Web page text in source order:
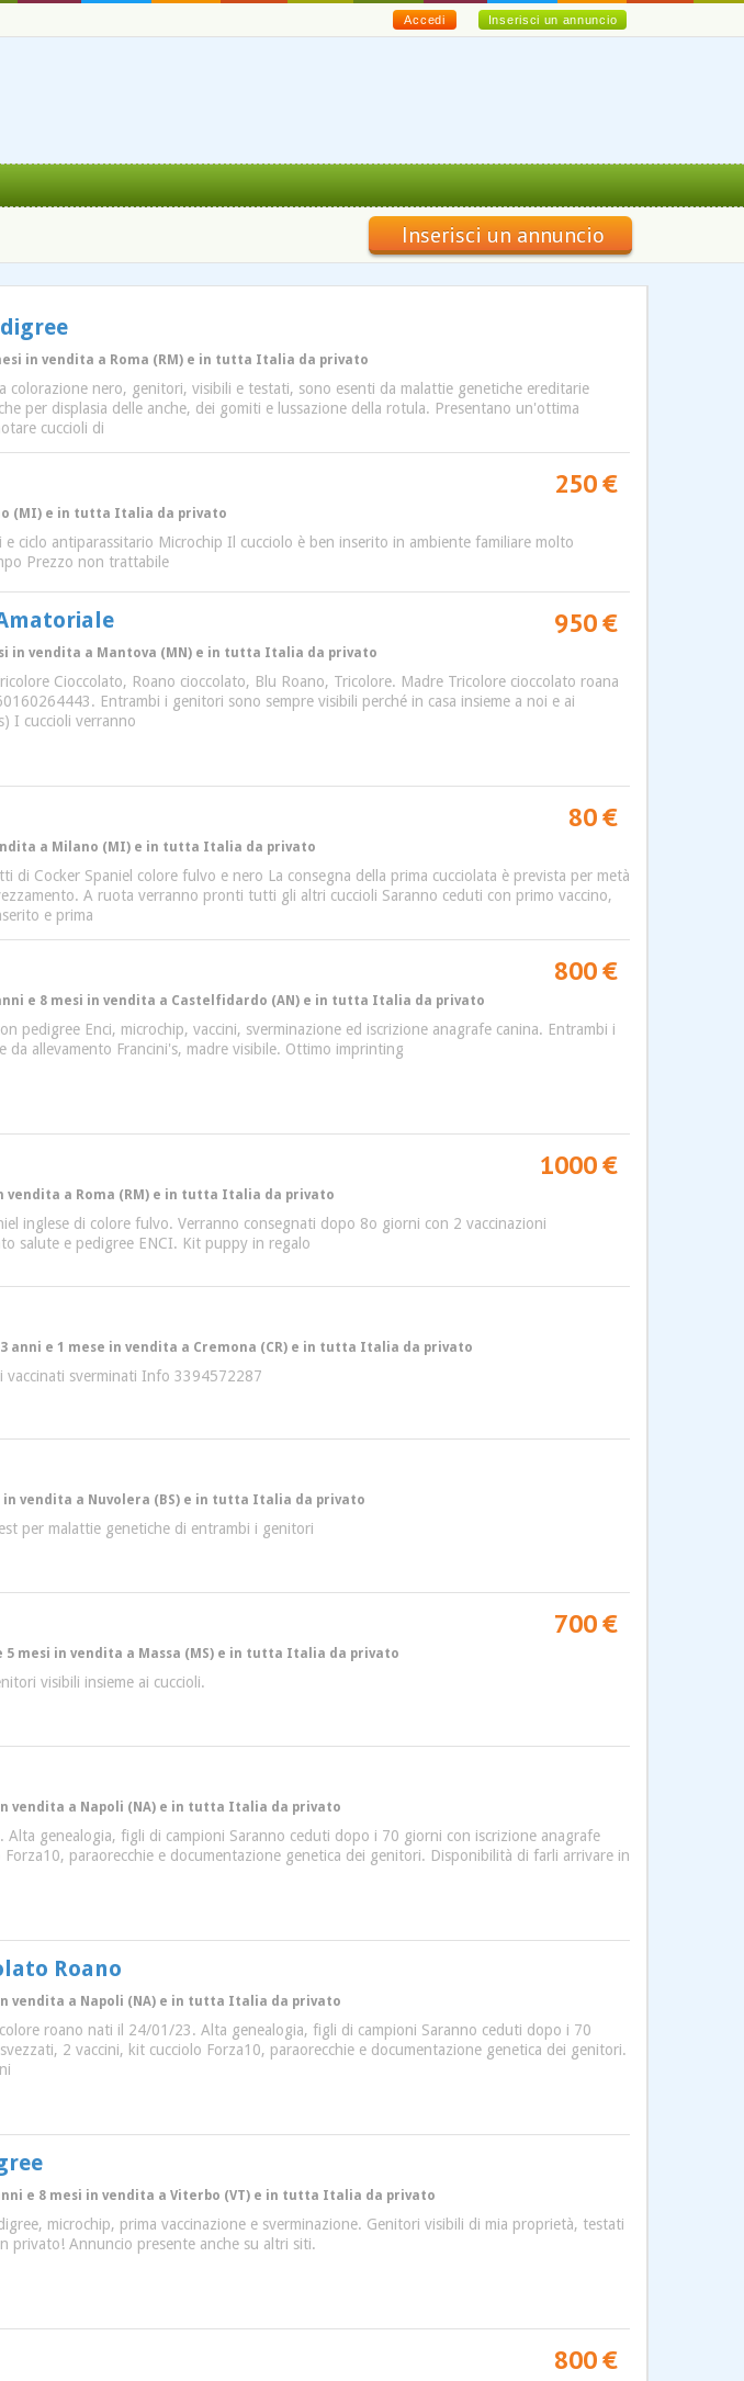
Inserisci un annuncio
Accedi
Inserisci un annuncio
in vendita a Roma (RM) e in tutta Italia da privato
colorazione nero, genitori, visibili e testati, sono esenti da malattie genetiche ereditarie
per displasia delle anche, dei gomiti e lussazione della rotula. Presentano un'ottima
cuccioli di
250 €
(MI) e in tutta Italia da privato
ciclo antiparassitario Microchip Il cucciolo è ben inserito in ambiente familiare molto
Prezzo non trattabile
950 €
in vendita a Mantova (MN) e in tutta Italia da privato
Cioccolato, Roano cioccolato, Blu Roano, Tricolore. Madre Tricolore cioccolato roana
Entrambi i genitori sono sempre visibili perché in casa insieme a noi e ai
I cuccioli verranno
80 €
a Milano (MI) e in tutta Italia da privato
di Cocker Spaniel colore fulvo e nero La consegna della prima cucciolata è prevista per metà
A ruota verranno pronti tutti gli altri cuccioli Saranno ceduti con primo vaccino,
e prima
800 €
e 8 mesi in vendita a Castelfidardo (AN) e in tutta Italia da privato
pedigree Enci, microchip, vaccini, sverminazione ed iscrizione anagrafe canina. Entrambi i
allevamento Francini's, madre visibile. Ottimo imprinting
1000 €
vendita a Roma (RM) e in tutta Italia da privato
inglese di colore fulvo. Verranno consegnati dopo 8o giorni con 2 vaccinazioni
salute e pedigree ENCI. Kit puppy in regalo
anni e 1 mese in vendita a Cremona (CR) e in tutta Italia da privato
vaccinati sverminati Info 3394572287
in vendita a Nuvolera (BS) e in tutta Italia da privato
per malattie genetiche di entrambi i genitori
700 €
5 mesi in vendita a Massa (MS) e in tutta Italia da privato
visibili insieme ai cuccioli.
in vendita a Napoli (NA) e in tutta Italia da privato
genealogia, figli di campioni Saranno ceduti dopo i 70 giorni con iscrizione anagrafe
paraorecchie e documentazione genetica dei genitori. Disponibilità di farli arrivare in
Roano
in vendita a Napoli (NA) e in tutta Italia da privato
roano nati il 24/01/23. Alta genealogia, figli di campioni Saranno ceduti dopo i 70
2 vaccini, kit cucciolo Forza10, paraorecchie e documentazione genetica dei genitori.
e 8 mesi in vendita a Viterbo (VT) e in tutta Italia da privato
microchip, prima vaccinazione e sverminazione. Genitori visibili di mia proprietà, testati
privato! Annuncio presente anche su altri siti.
800 €